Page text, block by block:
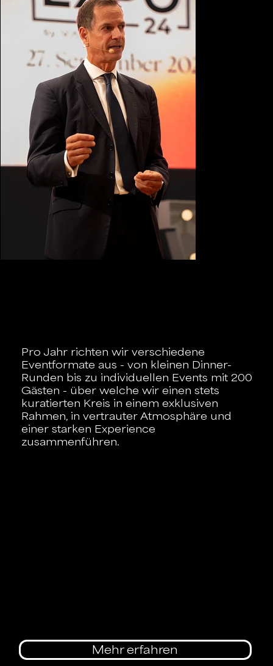
Pro Jahr richten wir verschiedene
Eventformate aus - von kleinen Dinner-
Runden bis zu individuellen Events mit 200
Gästen - über welche wir einen stets
kuratierten Kreis in einem exklusiven
Rahmen, in vertrauter Atmosphäre und
einer starken Experience
zusammenführen.
Mehr erfahren